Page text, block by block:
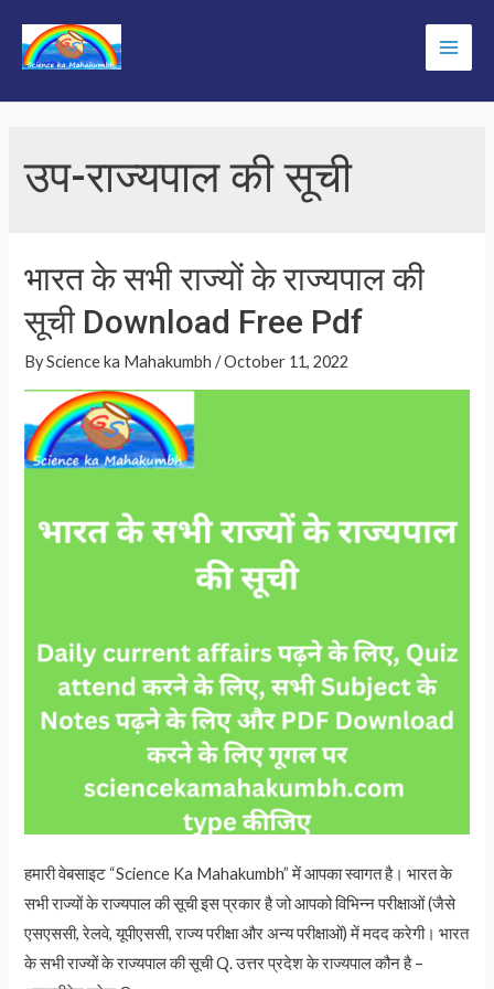
content
Main
उप-राज्यपाल की सूची
भारत के सभी राज्यों के राज्यपाल की
सूची Download Free Pdf
ByScience ka Mahakumbh /October 11, 2022
हमारी वेबसाइट “Science Ka Mahakumbh” में आपका स्वागत है। भारत के
सभी राज्यों के राज्यपाल की सूची इस प्रकार है जो आपको विभिन्न परीक्षाओं (जैसे
एसएससी, रेलवे, यूपीएससी, राज्य परीक्षा और अन्य परीक्षाओं) में मदद करेगी। भारत
के सभी राज्यों के राज्यपाल की सूची Q. उत्तर प्रदेश के राज्यपाल कौन है –